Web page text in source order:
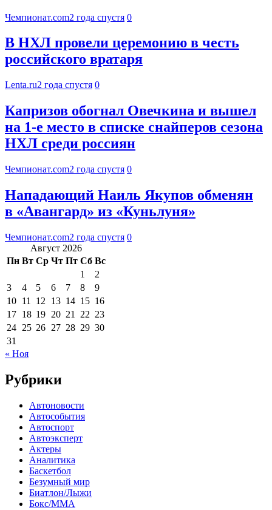
Чемпионат.com2 года спустя 0
В НХЛ провели церемонию в честь
российского вратаря
Lenta.ru2 года спустя 0
Капризов обогнал Овечкина и вышел
на 1-е место в списке снайперов сезона
НХЛ среди россиян
Чемпионат.com2 года спустя 0
Нападающий Наиль Якупов обменян
в «Авангард» из «Куньлуня»
Чемпионат.com2 года спустя 0
Август 2026
Пн Вт Ср Чт Пт Сб Вс
1
2
3
4 5 6 7 8
9
10 11 12 13 14 15 16
17 18 19 20 21 22 23
24 25 26 27 28 29 30
31
« Ноя
Рубрики
Автоновости
Автособытия
Автоспорт
Автоэксперт
Актеры
Аналитика
Баскетбол
Безумный мир
Биатлон/Лыжи
Бокс/MMA